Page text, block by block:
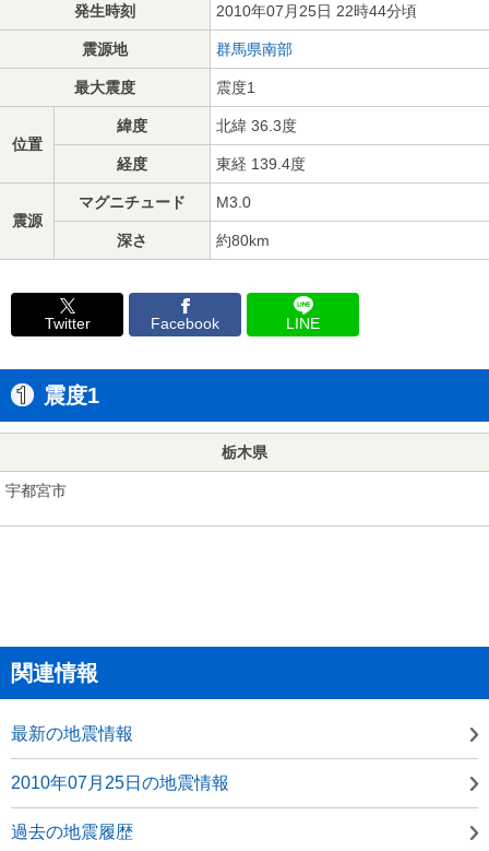
発生時刻 2010年07月25日 22時44分頃
震源地 群馬県南部
最大震度 震度1
位置
緯度 北緯 36.3度
経度 東経 139.4度
震源
マグニチュード M3.0
深さ 約80km
Twitter Facebook LINE
震度1
栃木県
宇都宮市
関連情報
最新の地震情報
2010年07月25日の地震情報
過去の地震履歴